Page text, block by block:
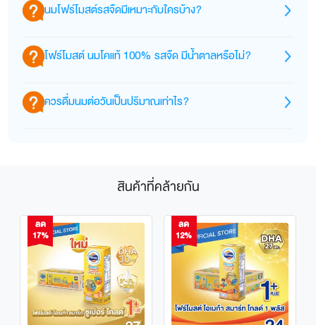
นมโฟร์โมสต์รสจืดมีเหมาะกับใครบ้าง?
ดื่มได้ทุกวัยตั้งแต่ 1 ปีขึ้นไป เหมาะสำหรับทุกคนใน
ครอบครัว
โฟร์โมสต์ นมโคแท้ 100% รสจืด มีน้ำตาลหรือไม่?
มีน้ำตาลตามธรรมชาติจากนม (แลคโตส) ประมาณ 10
กรัมต่อกล่อง 225 มล.
ควรดื่มนมต่อวันเป็นปริมาณเท่าไร?
ทำให้เด็กเติบโต สูงดี แข็งแรง สมวัย ลดความความเสี่ยง
ภาวะกระดูกพรุนในวัยสูงอายุ
เอกสารอ้างอิง
กรมอนามัย กระทรวงสาธารณสุข 2025
สินค้าที่คล้ายกัน
ลด
17%
ลด
12%